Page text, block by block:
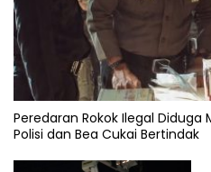
Peredaran Rokok Ilegal Diduga
Polisi dan Bea Cukai Bertindak